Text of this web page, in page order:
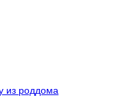
из роддома